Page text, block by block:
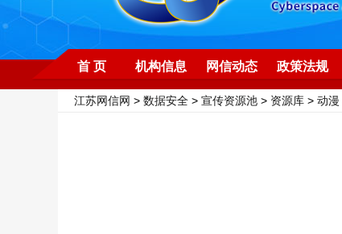
首 页 机构信息 网信动态 政策法规
江苏网信网 > 数据安全 > 宣传资源池 > 资源库 > 动漫